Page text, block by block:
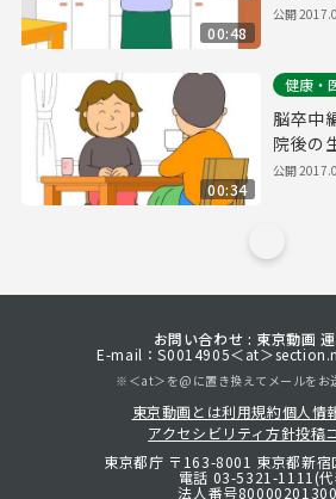
00:48
公開
00:34
健康・
脳卒中
院後の
公開
お問い合わせ : 東京動画
E-mail：S0014905＜at＞
※＜at＞を@に置き換えてメールをお
東京動画とは利用規約個人情
アクセシビリティ方針投稿
東京都庁 〒163-8001 東京都新宿
電話 03-5321-1111(
法人番号